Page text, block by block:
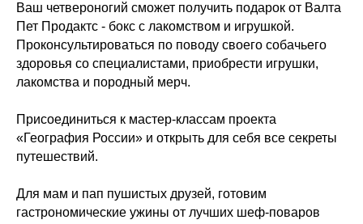
Ваш четвероногий сможет получить подарок от Валта
Пет Продактс - бокс с лакомством и игрушкой.
Проконсультироваться по поводу своего собачьего
здоровья со специалистами, приобрести игрушки,
лакомства и породный мерч.
Присоединиться к мастер-классам проекта
«География России» и открыть для себя все секреты
путешествий.
Для мам и пап пушистых друзей, готовим
гастрономические ужины от лучших шеф-поваров